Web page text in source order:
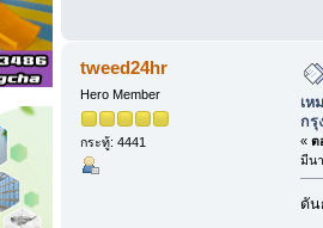
tweed24hr
Hero Member
กระทู้: 4441
เห
กรุ
« ต
มีน
ดัน